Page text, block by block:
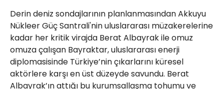
​Derin deniz sondajlarının planlanmasından Akkuyu
Nükleer Güç Santrali'nin uluslararası müzakerelerine
kadar her kritik virajda Berat Albayrak ile omuz
omuza çalışan Bayraktar, uluslararası enerji
diplomasisinde Türkiye’nin çıkarlarını küresel
aktörlere karşı en üst düzeyde savundu. Berat
Albayrak’ın attığı bu kurumsallaşma tohumu ve